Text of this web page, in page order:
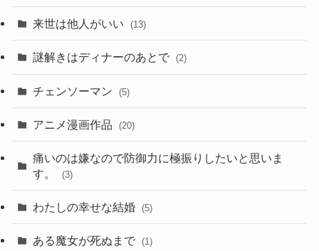
来世は他人がいい (13)
謎解きはディナーのあとで (2)
チェンソーマン (5)
アニメ漫画作品 (20)
痛いのは嫌なので防御力に極振りしたいと思いま
す。
(3)
わたしの幸せな結婚 (5)
ある魔女が死ぬまで (1)